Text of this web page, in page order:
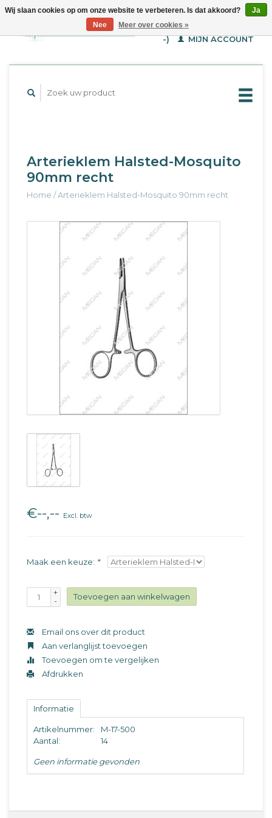
WINKELWAGEN (€--,-
-)
MIJN ACCOUNT
Arterieklem Halsted-Mosquito
90mm recht
Home /Arterieklem Halsted-Mosquito 90mm recht
€--,-- Excl. btw
Maak een keuze: *
+
-
Toevoegen aan winkelwagen
Email ons over dit product
Aan verlanglijst toevoegen
Toevoegen om te vergelijken
Afdrukken
Informatie
Artikelnummer:
M-17-500
Aantal:
14
Geen informatie gevonden
Wij slaan cookies op om onze website te verbeteren. Is dat akkoord?
Ja
Nee
Meer over cookies »